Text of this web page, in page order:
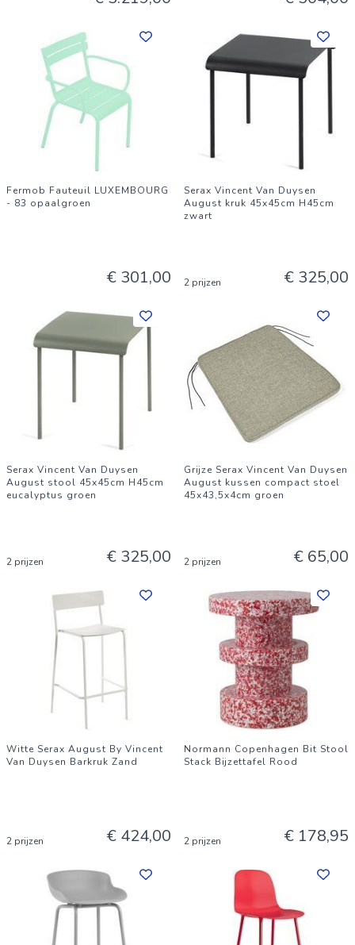
Fermob Fauteuil LUXEMBOURG
- 83 opaalgroen
€ 301,00
Serax Vincent Van Duysen
August kruk 45x45cm H45cm
zwart
2 prijzen € 325,00
Serax Vincent Van Duysen
August stool 45x45cm H45cm
eucalyptus groen
2 prijzen € 325,00
Grijze Serax Vincent Van Duysen
August kussen compact stoel
45x43,5x4cm groen
2 prijzen € 65,00
Witte Serax August By Vincent
Van Duysen Barkruk Zand
2 prijzen € 424,00
Normann Copenhagen Bit Stool
Stack Bijzettafel Rood
2 prijzen € 178,95